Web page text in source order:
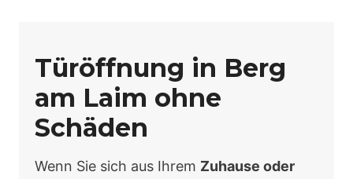
Türöffnung in Berg
am Laim ohne
Schäden
Wenn Sie sich aus Ihrem Zuhause oder